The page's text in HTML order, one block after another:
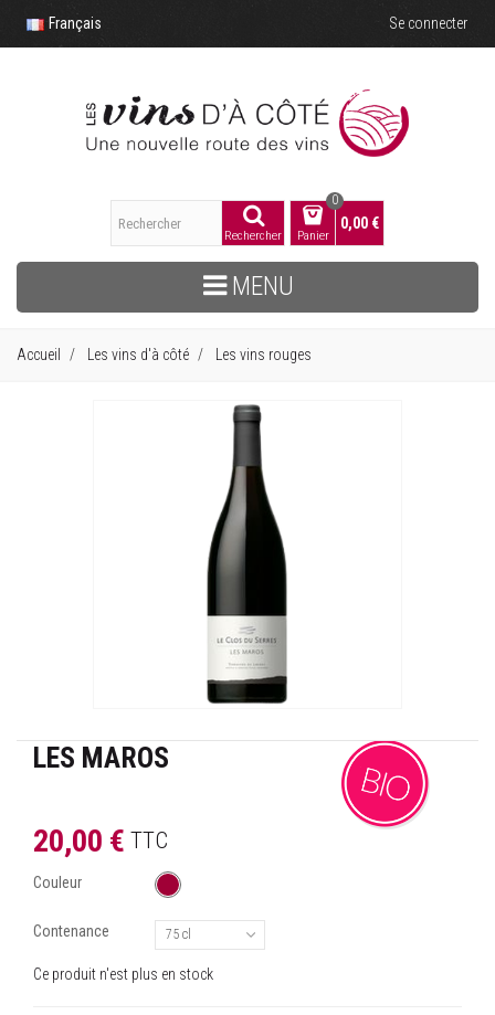
Français Se connecter
Rechercher Panier
0
0,00 €
MENU
Accueil Les vins d'à côté Les vins rouges
LES MAROS
20,00 € TTC
Couleur
Contenance 75 cl
Ce produit n'est plus en stock